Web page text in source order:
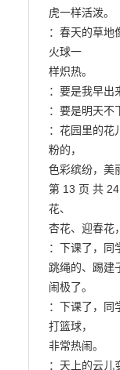
虎一样活泼。
：春天的草地
火球一
样炽热。
：要是我早出
：要是明天不
：花园里的花
粉的，
色彩缤纷，美
第 13 页 共
花、
杏花、迎春花
：下课了，同
跳绳的、踢建
闹极了。
：下课了，同
打篮球，
非常热闹。
：天上的云儿